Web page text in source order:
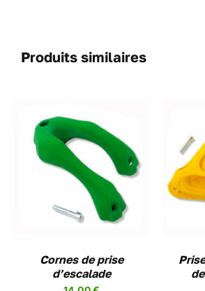
Produits similaires
Cornes de prise
d’escalade
CHOIX DES OPTIONS
CE
PRODUIT
PLUSIEURS
OPTIONS
PEUVENT
ÊTRE
/ DETAILS